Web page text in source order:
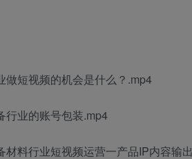
做短视频的机会是什么？.mp4
行业的账号包装.mp4
材料行业短视频运营一产品IP内容输